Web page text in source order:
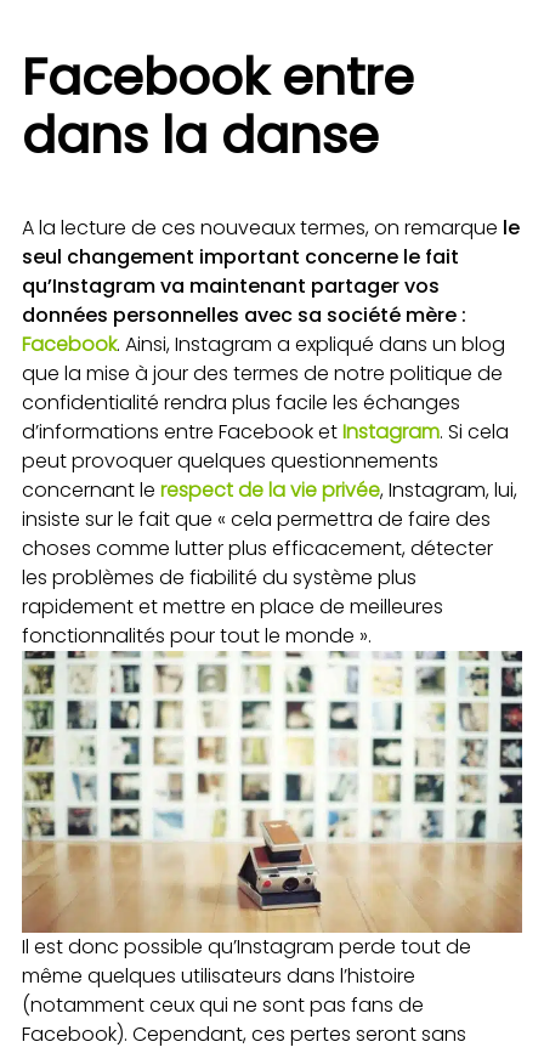
Facebook entre
dans la danse
A la lecture de ces nouveaux termes, on remarque le
seul changement important concerne le fait
qu’Instagram va maintenant partager vos
données personnelles avec sa société mère :
Facebook. Ainsi, Instagram a expliqué dans un blog
que la mise à jour des termes de notre politique de
confidentialité rendra plus facile les échanges
d’informations entre Facebook etInstagram. Si cela
peut provoquer quelques questionnements
concernant le respect de la vie privée, Instagram, lui,
insiste sur le fait que « cela permettra de faire des
choses comme lutter plus efficacement, détecter
les problèmes de fiabilité du système plus
rapidement et mettre en place de meilleures
fonctionnalités pour tout le monde ».
Il est donc possible qu’Instagram perde tout de
même quelques utilisateurs dans l’histoire
(notamment ceux qui ne sont pas fans de
Facebook). Cependant, ces pertes seront sans